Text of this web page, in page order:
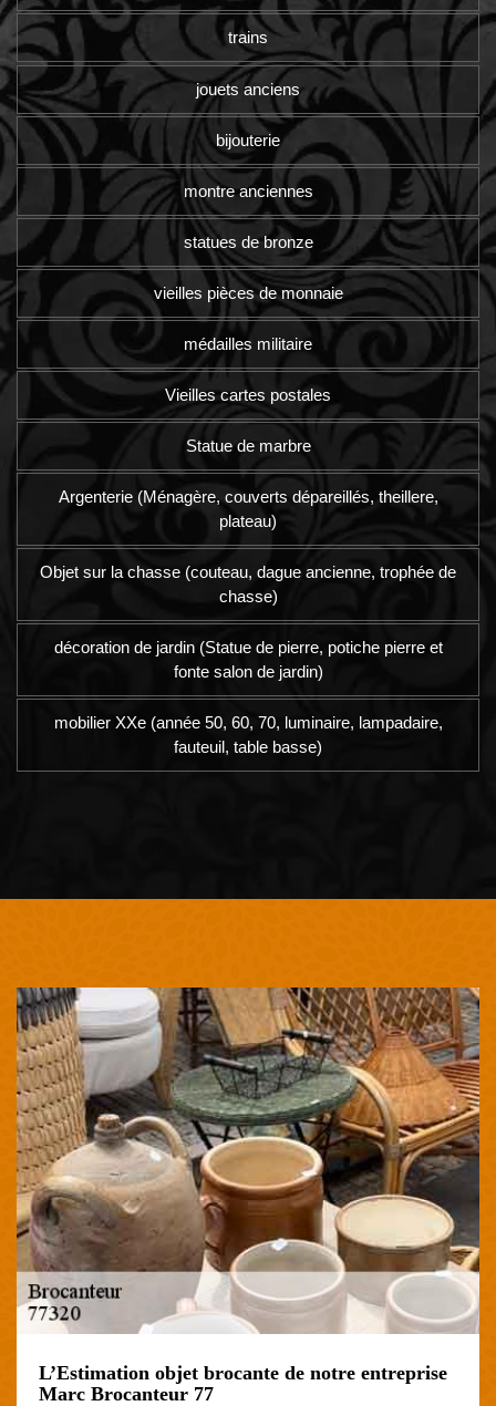
trains
jouets anciens
bijouterie
montre anciennes
statues de bronze
vieilles pièces de monnaie
médailles militaire
Vieilles cartes postales
Statue de marbre
Argenterie (Ménagère, couverts dépareillés, theillere,
plateau)
Objet sur la chasse (couteau, dague ancienne, trophée de
chasse)
décoration de jardin (Statue de pierre, potiche pierre et
fonte salon de jardin)
mobilier XXe (année 50, 60, 70, luminaire, lampadaire,
fauteuil, table basse)
L’Estimation objet brocante de notre entreprise
Marc Brocanteur 77